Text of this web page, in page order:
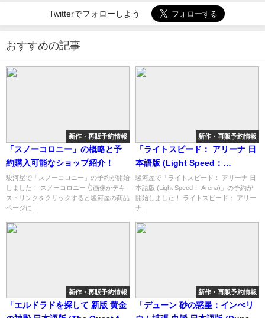
Twitterでフォローしよう
おすすめの記事
新作・再販予約情報
「スノーコロニー」の概略と予
約購入可能なショップ紹介！
駿河屋で「スノーコロニー」の予約が開始
しました！ スノーコロニー 👆画像かテキ
ストリンクをクリックすると駿河屋の商品
ページに...
新作・再販予約情報
「ライトスピード： アリーナ 日
本語版 (Light Speed：
Arena)」の概略と予約購入可能
なショップ紹介！
駿河屋で「ライトスピード： アリーナ 日
本語版 (Light Speed： Arena)」の予約が
開始しました！ ライトスピード： アリー
ナ...
新作・再販予約情報
「エルドラドを探して 新版 黄金
新作・再販予約情報
「デューン 砂の惑星：インぺリ